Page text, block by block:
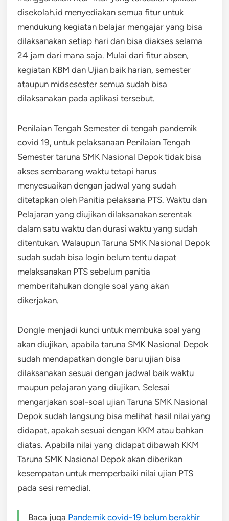
disekolah.id menyediakan semua fitur untuk
mendukung kegiatan belajar mengajar yang bisa
dilaksanakan setiap hari dan bisa diakses selama
24 jam dari mana saja. Mulai dari fitur absen,
kegiatan KBM dan Ujian baik harian, semester
ataupun midsesester semua sudah bisa
dilaksanakan pada aplikasi tersebut.
Penilaian Tengah Semester di tengah pandemik
covid 19, untuk pelaksanaan Penilaian Tengah
Semester taruna SMK Nasional Depok tidak bisa
akses sembarang waktu tetapi harus
menyesuaikan dengan jadwal yang sudah
ditetapkan oleh Panitia pelaksana PTS. Waktu dan
Pelajaran yang diujikan dilaksanakan serentak
dalam satu waktu dan durasi waktu yang sudah
ditentukan. Walaupun Taruna SMK Nasional Depok
sudah sudah bisa login belum tentu dapat
melaksanakan PTS sebelum panitia
memberitahukan dongle soal yang akan
dikerjakan.
Dongle menjadi kunci untuk membuka soal yang
akan diujikan, apabila taruna SMK Nasional Depok
sudah mendapatkan dongle baru ujian bisa
dilaksanakan sesuai dengan jadwal baik waktu
maupun pelajaran yang diujikan. Selesai
mengarjakan soal-soal ujian Taruna SMK Nasional
Depok sudah langsung bisa melihat hasil nilai yang
didapat, apakah sesuai dengan KKM atau bahkan
diatas. Apabila nilai yang didapat dibawah KKM
Taruna SMK Nasional Depok akan diberikan
kesempatan untuk memperbaiki nilai ujian PTS
pada sesi remedial.
Baca juga Pandemik covid-19 belum berakhir